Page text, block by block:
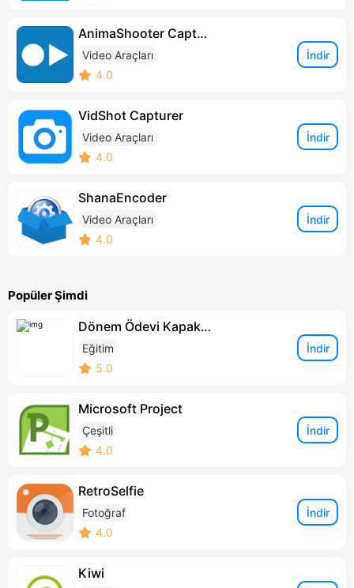
AnimaShooter Capture
Video Araçları
4.0
İndir
VidShot Capturer
Video Araçları
4.0
İndir
ShanaEncoder
Video Araçları
4.0
İndir
Popüler Şimdi
Dönem Ödevi Kapakları
Eğitim
5.0
İndir
Microsoft Project
Çeşitli
4.0
İndir
RetroSelfie
Fotoğraf
4.0
İndir
Kiwi